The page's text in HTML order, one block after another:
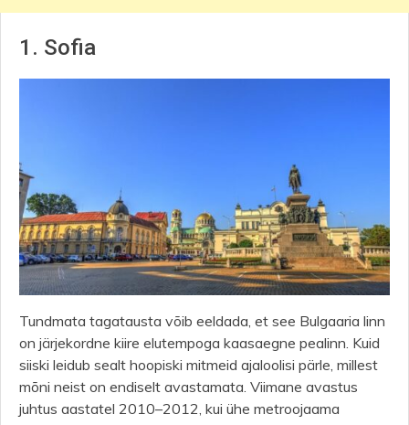
1. Sofia
Tundmata tagatausta võib eeldada, et see Bulgaaria linn
on järjekordne kiire elutempoga kaasaegne pealinn. Kuid
siiski leidub sealt hoopiski mitmeid ajaloolisi pärle, millest
mõni neist on endiselt avastamata. Viimane avastus
juhtus aastatel 2010–2012, kui ühe metroojaama